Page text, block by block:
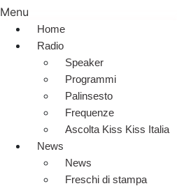
Menu
Home
Radio
Speaker
Programmi
Palinsesto
Frequenze
Ascolta Kiss Kiss Italia
News
News
Freschi di stampa